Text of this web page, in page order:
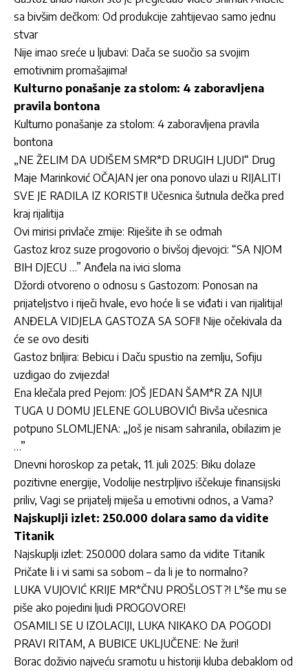
sa bivšim dečkom: Od produkcije zahtijevao samo jednu
stvar
Nije imao sreće u ljubavi: Dača se suočio sa svojim
emotivnim promašajima!
Kulturno ponašanje za stolom: 4 zaboravljena
pravila bontona
Kulturno ponašanje za stolom: 4 zaboravljena pravila
bontona
„NE ŽELIM DA UDIŠEM SMR*D DRUGIH LJUDI“ Drug
Maje Marinković OČAJAN jer ona ponovo ulazi u RIJALITI
SVE JE RADILA IZ KORISTI! Učesnica šutnula dečka pred
kraj rijalitija
Ovi mirisi privlače zmije: Riješite ih se odmah
Gastoz kroz suze progovorio o bivšoj djevojci: “SA NJOM
BIH DJECU …” Anđela na ivici sloma
Džordi otvoreno o odnosu s Gastozom: Ponosan na
prijateljstvo i riječi hvale, evo hoće li se viđati i van rijalitija!
ANĐELA VIDJELA GASTOZA SA SOFI! Nije očekivala da
će se ovo desiti
Gastoz briljira: Bebicu i Daču spustio na zemlju, Sofiju
uzdigao do zvijezda!
Ena klečala pred Pejom: JOŠ JEDAN ŠAM*R ZA NJU!
TUGA U DOMU JELENE GOLUBOVIĆ! Bivša učesnica
potpuno SLOMLJENA: „Još je nisam sahranila, obilazim je
…”
Dnevni horoskop za petak, 11. juli 2025: Biku dolaze
pozitivne energije, Vodolije nestrpljivo iščekuje finansijski
priliv, Vagi se prijatelj miješa u emotivni odnos, a Vama?
Najskuplji izlet: 250.000 dolara samo da vidite
Titanik
Najskuplji izlet: 250.000 dolara samo da vidite Titanik
Pričate li i vi sami sa sobom – da li je to normalno?
LUKA VUJOVIĆ KRIJE MR*ČNU PROŠLOST?! L*še mu se
piše ako pojedini ljudi PROGOVORE!
OSAMILI SE U IZOLACIJI, LUKA NIKAKO DA POGODI
PRAVI RITAM, A BUBICE UKLJUČENE: Ne žuri!
Borac doživio najveću sramotu u historiji kluba debaklom od